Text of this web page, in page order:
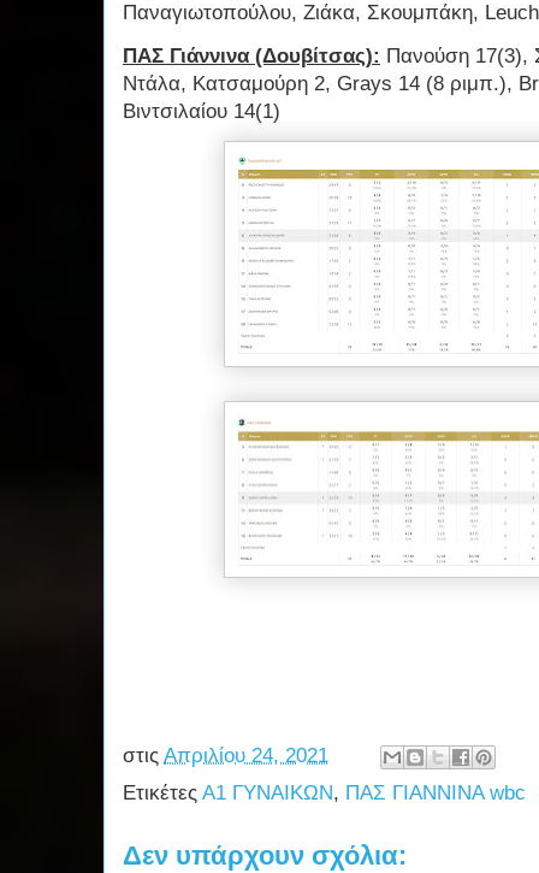
Παναγιωτοπούλου, Ζιάκα, Σκουμπάκη,
ΠΑΣ Γιάννινα (Δουβίτσας): Πανούση 17(3),
Ντάλα, Κατσαμούρη 2, Grays 14 (8 ριμπ.),
Βιντσιλαίου 14(1)
στις Απριλίου 24, 2021
Ετικέτες Α1 ΓΥΝΑΙΚΩΝ, ΠΑΣ ΓΙΑΝΝΙΝΑ wbc
Δεν υπάρχουν σχόλια: